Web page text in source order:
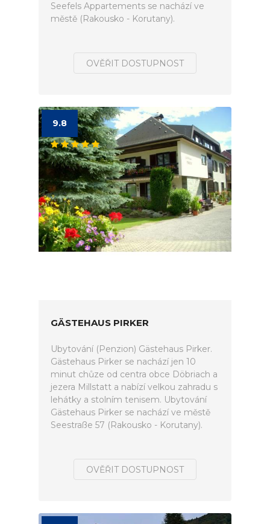
Seefels Appartements se nachází ve
městě (Rakousko - Korutany).
OVĚŘIT DOSTUPNOST
9.8
GÄSTEHAUS PIRKER
Ubytování (Penzion) Gästehaus Pirker.
Gästehaus Pirker se nachází jen 10
minut chůze od centra obce Döbriach a
jezera Millstatt a nabízí velkou zahradu s
lehátky a stolním tenisem. Ubytování
Gästehaus Pirker se nachází ve městě
Seestraße 57 (Rakousko - Korutany).
OVĚŘIT DOSTUPNOST